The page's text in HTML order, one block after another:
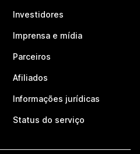
Investidores
Imprensa e mídia
Parceiros
Afiliados
Informações jurídicas
Status do serviço